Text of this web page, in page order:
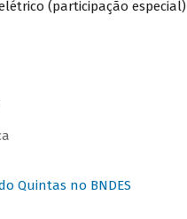
(participação especial)
Quintas no BNDES